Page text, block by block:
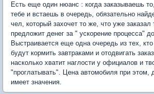
Есть еще один нюанс : когда заказываешь
тебе и встаешь в очередь, обязательно
чел, который захочет то же, что уже
предложит денег за " ускорение процесса"
Выстраивается еще одна очередь из тех,
будут кормить завтраками и отодвигать
насколько хватит наглости у официалов и
"проглатывать". Цена автомобиля при этом,
имеет значения.